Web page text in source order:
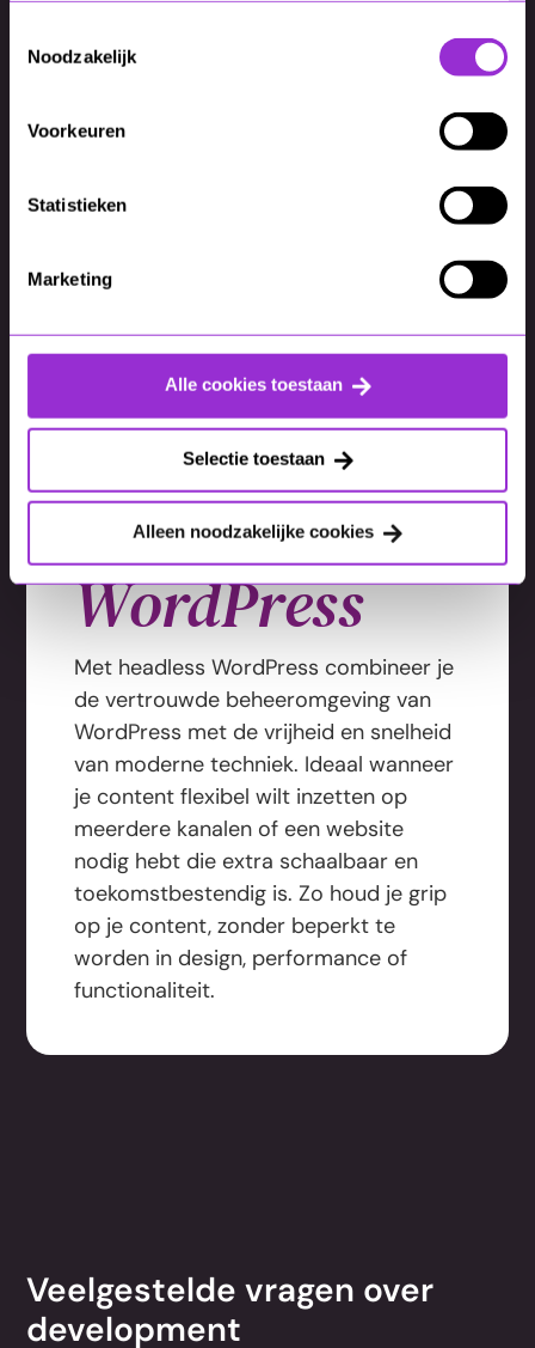
Noodzakelijk
Voorkeuren
Statistieken
Marketing
Alle cookies toestaan
Selectie toestaan
Alleen noodzakelijke cookies
Headless
WordPress
Met headless WordPress combineer je
de vertrouwde beheeromgeving van
WordPress met de vrijheid en snelheid
van moderne techniek. Ideaal wanneer
je content flexibel wilt inzetten op
meerdere kanalen of een website
nodig hebt die extra schaalbaar en
toekomstbestendig is. Zo houd je grip
op je content, zonder beperkt te
worden in design, performance of
functionaliteit.
Veelgestelde vragen over
development